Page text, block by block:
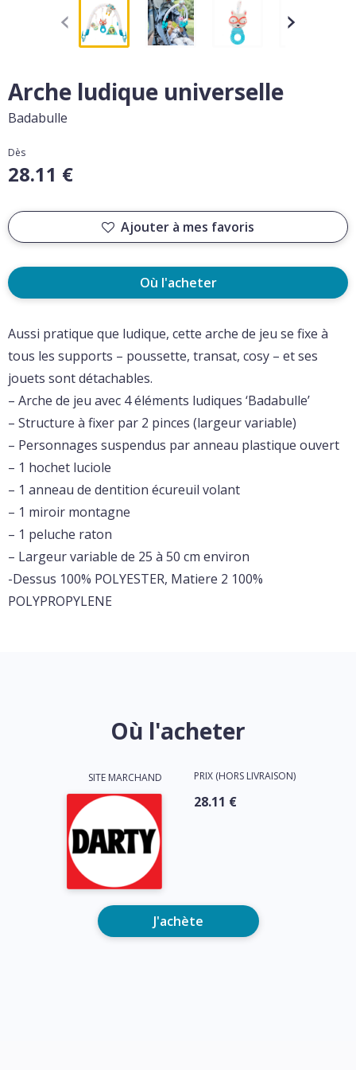
Arche ludique universelle
Badabulle
Dès
28.11 €
Ajouter à mes favoris
Où l'acheter
Aussi pratique que ludique, cette arche de jeu se fixe à
tous les supports – poussette, transat, cosy – et ses
jouets sont détachables.
– Arche de jeu avec 4 éléments ludiques ‘Badabulle’
– Structure à fixer par 2 pinces (largeur variable)
– Personnages suspendus par anneau plastique ouvert
– 1 hochet luciole
– 1 anneau de dentition écureuil volant
– 1 miroir montagne
– 1 peluche raton
– Largeur variable de 25 à 50 cm environ
-Dessus 100% POLYESTER, Matiere 2 100%
POLYPROPYLENE
Où l'acheter
SITE MARCHAND PRIX (HORS LIVRAISON)
28.11 €
J'achète